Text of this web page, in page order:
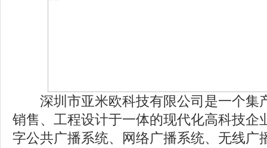
深圳市亚米欧科技有限公司是一个集
销售、工程设计于一体的现代化高科技企
字公共广播系统、网络广播系统、无线广